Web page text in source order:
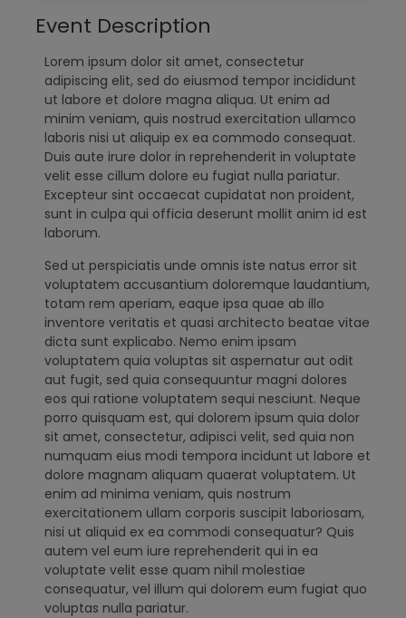
Event Description
Lorem ipsum dolor sit amet, consectetur
adipiscing elit, sed do eiusmod tempor incididunt
ut labore et dolore magna aliqua. Ut enim ad
minim veniam, quis nostrud exercitation ullamco
laboris nisi ut aliquip ex ea commodo consequat.
Duis aute irure dolor in reprehenderit in voluptate
velit esse cillum dolore eu fugiat nulla pariatur.
Excepteur sint occaecat cupidatat non proident,
sunt in culpa qui officia deserunt mollit anim id est
laborum.
Sed ut perspiciatis unde omnis iste natus error sit
voluptatem accusantium doloremque laudantium,
totam rem aperiam, eaque ipsa quae ab illo
inventore veritatis et quasi architecto beatae vitae
dicta sunt explicabo. Nemo enim ipsam
voluptatem quia voluptas sit aspernatur aut odit
aut fugit, sed quia consequuntur magni dolores
eos qui ratione voluptatem sequi nesciunt. Neque
porro quisquam est, qui dolorem ipsum quia dolor
sit amet, consectetur, adipisci velit, sed quia non
numquam eius modi tempora incidunt ut labore et
dolore magnam aliquam quaerat voluptatem. Ut
enim ad minima veniam, quis nostrum
exercitationem ullam corporis suscipit laboriosam,
nisi ut aliquid ex ea commodi consequatur? Quis
autem vel eum iure reprehenderit qui in ea
voluptate velit esse quam nihil molestiae
consequatur, vel illum qui dolorem eum fugiat quo
voluptas nulla pariatur.